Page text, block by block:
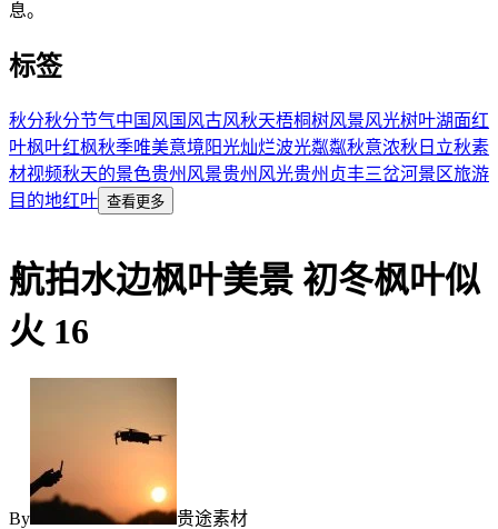
息。
标签
秋分秋分节气中国风国风古风秋天梧桐树风景风光树叶湖面红
叶枫叶红枫秋季唯美意境 阳光灿烂波光粼粼秋意浓秋日 立秋素
材视频秋天的景色贵州风景贵州风光贵州贞丰三岔河景区旅游
目的地红叶 查看更多
航拍水边枫叶美景 初冬枫叶似
火 16
By 贵途素材